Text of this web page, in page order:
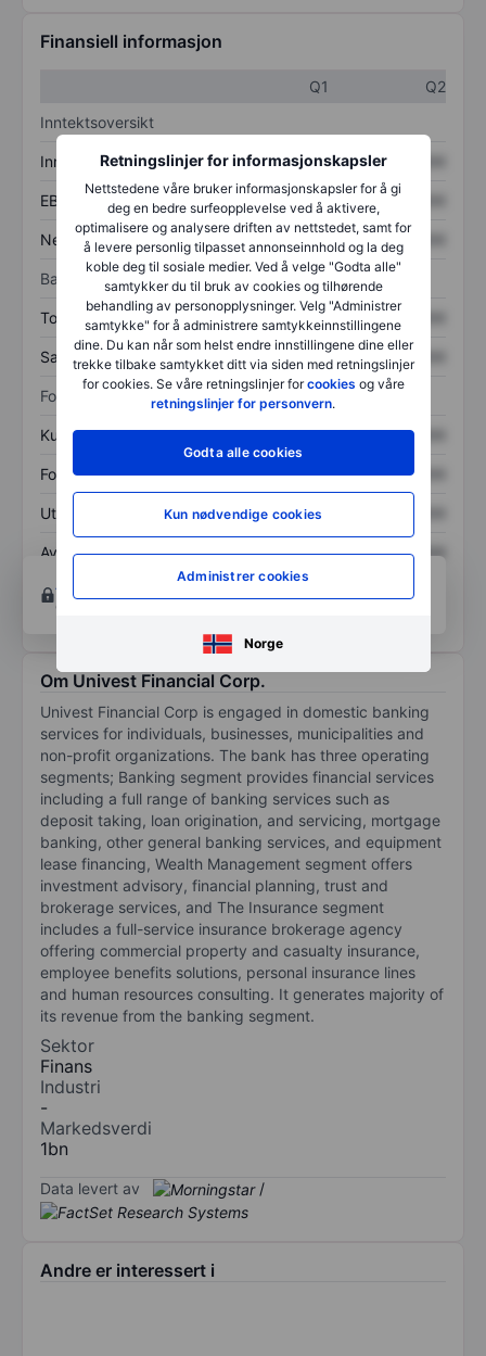
Retningslinjer for informasjonskapsler
Nettstedene våre bruker informasjonskapsler for å gi
deg en bedre surfeopplevelse ved å aktivere,
optimalisere og analysere driften av nettstedet, samt for
å levere personlig tilpasset annonseinnhold og la deg
koble deg til sosiale medier. Ved å velge "Godta alle"
samtykker du til bruk av cookies og tilhørende
behandling av personopplysninger. Velg "Administrer
samtykke" for å administrere samtykkeinnstillingene
dine. Du kan når som helst endre innstillingene dine eller
trekke tilbake samtykket ditt via siden med retningslinjer
for cookies. Se våre retningslinjer forcookies og våre
retningslinjer for personvern.
Godta alle cookies
Kun nødvendige cookies
Administrer cookies
Norge
Finansiell informasjon
Q1
Q2
Inntektsoversikt
Inntekter XXXXXXX XXXXXXX
EBITDA XXXXXXX XXXXXXX
Nettoinntekt XXXXXXX XXXXXXX
Balanse
Totale eiendeler XXXXXXX
Samlet gjeld XXXXXXX XXXXXXX
Forholdstall
Kurs/salg XXXXXXX XXXXXXX
Fortjeneste per aksje XXXXXXX XXXXXXX
Utbytte per aksje XXXXXXX
Avkastning på
XXXXXXX
XXXXXXX
for å få tilgang til flere kartleggings-
og analyseverktøy.
Om Univest Financial Corp.
Univest Financial Corp is engaged in domestic banking
services for individuals, businesses, municipalities and
non-profit organizations. The bank has three operating
segments; Banking segment provides financial services
including a full range of banking services such as
deposit taking, loan origination, and servicing, mortgage
banking, other general banking services, and equipment
lease financing, Wealth Management segment offers
investment advisory, financial planning, trust and
brokerage services, and The Insurance segment
includes a full-service insurance brokerage agency
offering commercial property and casualty insurance,
employee benefits solutions, personal insurance lines
and human resources consulting. It generates majority of
its revenue from the banking segment.
Sektor
Finans
Industri
-
Markedsverdi
1bn
Data levert av /
Andre er interessert i